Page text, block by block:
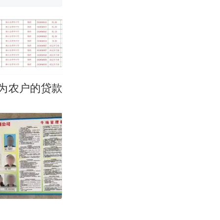
协会回应
挖了140多
视频来源：
写了人生
农户的贷款